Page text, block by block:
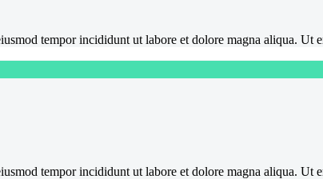
tempor incididunt ut labore et dolore magna aliqua.
tempor incididunt ut labore et dolore magna aliqua.